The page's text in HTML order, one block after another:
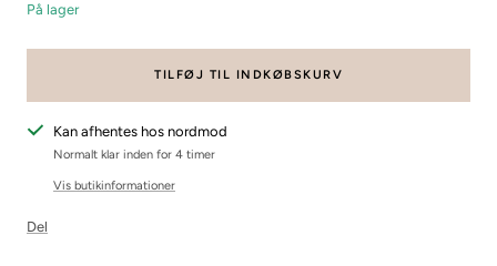
På lager
TILFØJ TIL INDKØBSKURV
Kan afhentes hos nordmod
Normalt klar inden for 4 timer
Vis butikinformationer
Del